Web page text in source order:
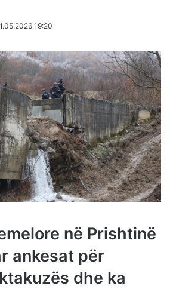
19:20
në Prishtinë
ankesat për
dhe ka